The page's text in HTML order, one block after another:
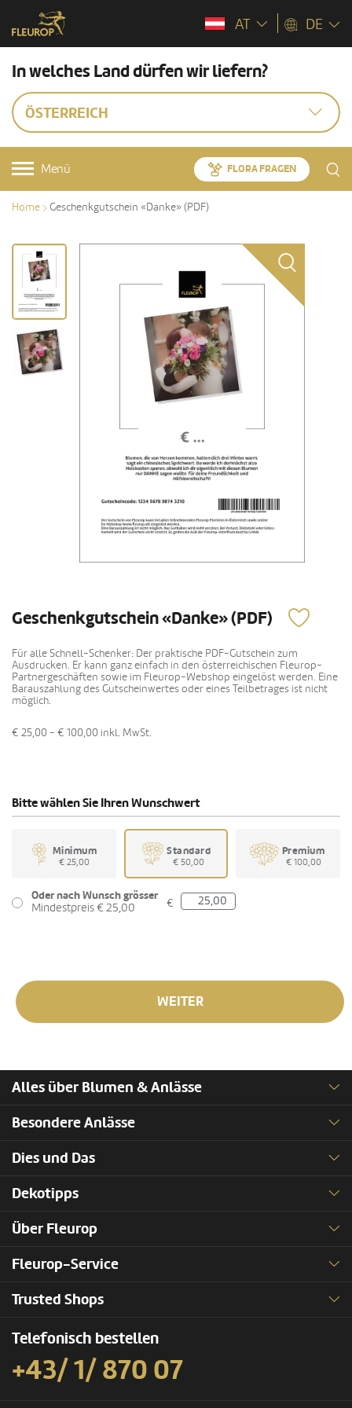
AT DE
In welches Land dürfen wir liefern?
ÖSTERREICH
Menü FLORA FRAGEN
Home Geschenkgutschein «Danke» (PDF)
Geschenkgutschein «Danke» (PDF)
Für alle Schnell-Schenker: Der praktische PDF-Gutschein zum
Ausdrucken. Er kann ganz einfach in den österreichischen Fleurop-
Partnergeschäften sowie im Fleurop-Webshop eingelöst werden. Eine
Barauszahlung des Gutscheinwertes oder eines Teilbetrages ist nicht
möglich.
€ 25,00 - € 100,00 inkl. MwSt.
Bitte wählen Sie Ihren Wunschwert
Minimum
€ 25,00
Standard
€ 50,00
Premium
€ 100,00
Oder nach Wunsch grösser
Mindestpreis € 25,00
€
WEITER
Alles über Blumen & Anlässe
Besondere Anlässe
Dies und Das
Dekotipps
Über Fleurop
Fleurop-Service
Trusted Shops
Telefonisch bestellen
+43/ 1/ 870 07